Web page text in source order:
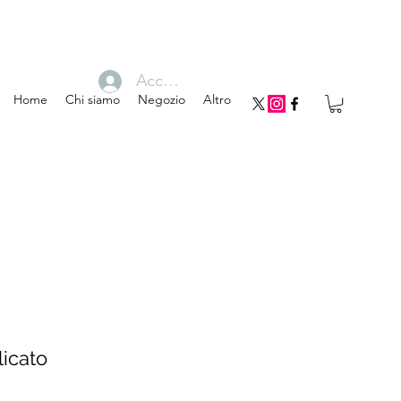
Home Chi siamo Negozio Altro
Accedi